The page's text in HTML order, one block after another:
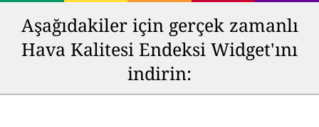
Aşağıdakiler için gerçek zamanlı
Hava Kalitesi Endeksi Widget'ını
indirin: